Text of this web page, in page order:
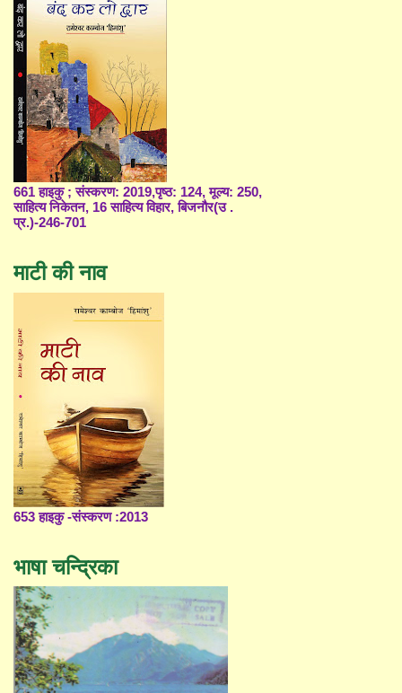
661 हाइकु ; संस्करण: 2019,पृष्ठ: 124, मूल्य: 250,
साहित्य निकेतन, 16 साहित्य विहार, बिजनौर(उ .
प्र.)-246-701
माटी की नाव
653 हाइकु -संस्करण :2013
भाषा चन्द्रिका